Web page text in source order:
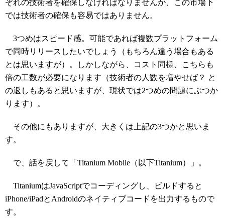
ぞれの技術者を確保しなければなりませんが、この市場下
では技術者の確保も容易ではありません。
3つめはスピード感。可能であれば複数プラットフォーム
で同時リリースしたいでしょう（もちろん違う場合もある
とは思いますが）。しかしながら、コスト同様、こちらも
倍の工数が必要になります（技術者の人数を増やせば？ と
の返しもあると思いますが、現状では2つめの問題にぶつか
ります）。
その他にもありますが、大きくは上記の3つかと思いま
す。
で、話を戻して「Titanium Mobile（以下Titanium）」。
TitaniumはJavaScriptでコーディングし、ビルドすると
iPhone/iPadとAndroidのネイティブコードを出力するもので
す。